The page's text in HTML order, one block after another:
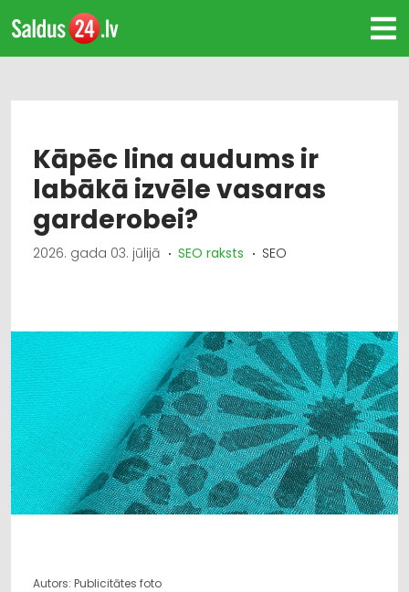
Kāpēc lina audums ir
labākā izvēle vasaras
garderobei?
2026. gada 03. jūlijā SEO raksts SEO
Autors: Publicitātes foto